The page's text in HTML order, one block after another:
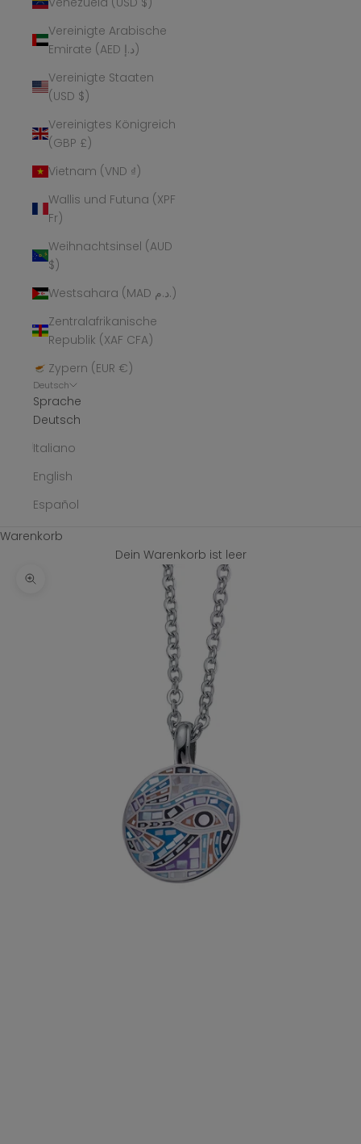
Vereinigte Arabische
Emirate (AED د.إ)
Vereinigte Staaten
(USD $)
Vereinigtes Königreich
(GBP £)
Vietnam (VND ₫)
Wallis und Futuna (XPF
Fr)
Weihnachtsinsel (AUD
$)
Westsahara (MAD د.م.)
Zentralafrikanische
Republik (XAF CFA)
Zypern (EUR €)
Deutsch
Sprache
Deutsch
Italiano
English
Español
Warenkorb
Dein Warenkorb ist leer
Bild vergrößern